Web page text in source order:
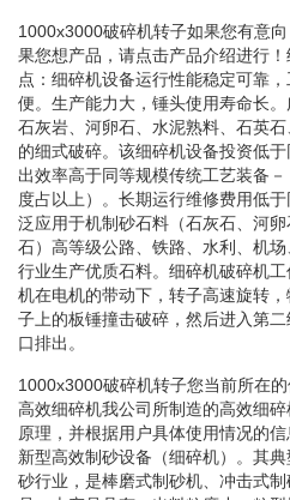
1000x3000破碎机转子如果您有意
果您想产品，请点击产品介绍进行
点：细碎机设备运行性能稳定可靠
便。生产能力大，锤头使用寿命长。
石灰岩、河卵石、水泥熟料、石英
的细式破碎。该细碎机设备投资低
出效率高于同等规模传统工艺装备
度占以上）。长期运行维修费用低
泛应用于机制砂石料（石灰石、河
石）高等级公路、铁路、水利、机
行业生产优质石料。细碎机破碎机
机在电机的带动下，转子高速旋转
子上的板锤撞击破碎，然后进入第
口排出。
1000x3000破碎机转子您当前所在
高效细碎机我公司所制造的高效细
原理，并根据用户具体使用情况的
新型高效制砂设备（细碎机）。其
砂行业，是棒磨式制砂机、冲击式